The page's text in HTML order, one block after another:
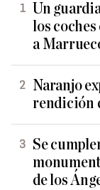
Un
los coches
a
Naranjo
rendición
Se
de los